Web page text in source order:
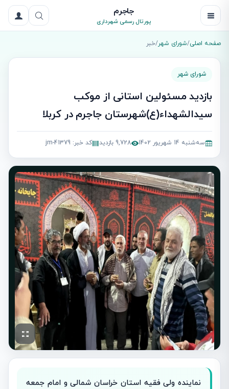
جاجرم
پورتال رسمی شهرداری
صفحه اصلی/شورای شهر/خبر
شورای شهر
بازدید مسئولین استانی از موکب
سیدالشهداء(ع)شهرستان جاجرم در کربلا
سه‌شنبه 14 شهریور 1402 9,728 بازدید کد خبر: jm-41379
نماینده ولی فقیه استان خراسان شمالی و امام جمعه